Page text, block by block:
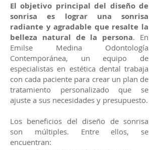
El objetivo principal del diseño de
sonrisa es lograr una sonrisa
radiante y agradable que resalte la
belleza natural de la persona. En
Emilse Medina Odontología
Contemporánea, un equipo de
especialistas en estética dental trabaja
con cada paciente para crear un plan de
tratamiento personalizado que se
ajuste a sus necesidades y presupuesto.
Los beneficios del diseño de sonrisa
son múltiples. Entre ellos, se
encuentran: